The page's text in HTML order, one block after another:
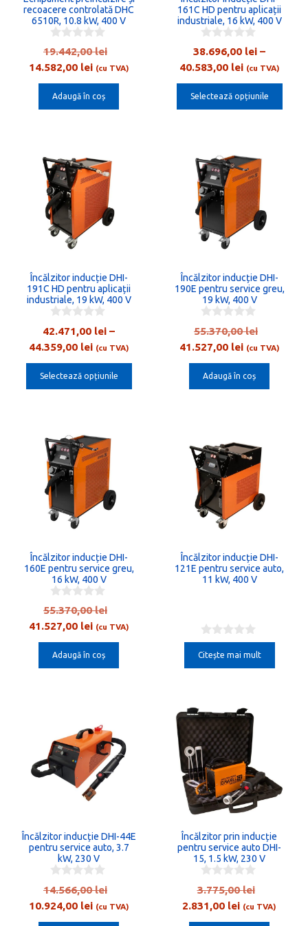
recoacere controlată DHC
6510R, 10.8 kW, 400 V
0
o
u
f
5
19.442,00lei
inițial
a
14.582,00 leiPrețul
curent
este:
(cu TVA)
Adaugă în coș
161C HD pentru aplicații
industriale, 16 kW, 400 V
0
o
u
f
5
38.696,00 lei –
40.583,00 leiInterval
de
prețuri:
40.583,00 lei
(cu TVA)
Selectează opțiunile
pot
fi
produsului.
Încălzitor inducție DHI-
191C HD pentru aplicații
industriale, 19 kW, 400 V
0
o
u
f
5
42.471,00 lei –
44.359,00 leiInterval
de
prețuri:
44.359,00 lei
(cu TVA)
Selectează opțiunile
produs
multe
pot
fi
produsului.
Încălzitor inducție DHI-
190E pentru service greu,
19 kW, 400 V
0
o
u
f
5
55.370,00lei
inițial
a
41.527,00 leiPrețul
curent
este:
(cu TVA)
Adaugă în coș
Încălzitor inducție DHI-
160E pentru service greu,
16 kW, 400 V
0
o
u
f
5
55.370,00lei
inițial
a
41.527,00 leiPrețul
curent
este:
(cu TVA)
Adaugă în coș
Încălzitor inducție DHI-
121E pentru service auto,
11 kW, 400 V
0
o
Citește mai mult
Încălzitor inducție DHI-44E
pentru service auto, 3.7
kW, 230 V
0
o
u
14.566,00lei
inițial
a
10.924,00 leiPrețul
curent
(cu TVA)
Încălzitor prin inducție
pentru service auto DHI-
15, 1.5 kW, 230 V
0
o
u
3.775,00lei
inițial
a
2.831,00 leiPrețul
curent
(cu TVA)